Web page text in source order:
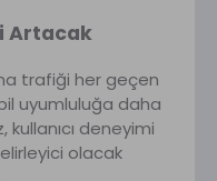
Artacak
trafiği her geçen
uyumluluğa daha
deneyimi
olacak